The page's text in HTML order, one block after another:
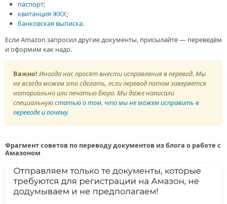
паспорт;
квитанция ЖКХ;
банковская выписка.
Если Amazon запросил другие документы, присылайте — переведём
и оформим как надо.
Важно! Иногда нас просят внести исправления в перевод. Мы
не всегда можем это сделать, если перевод потом заверяется
нотариально или печатью бюро. Мы даже написали
специальнуюстатью о том, что мы не можем исправить в
переводе и почему.
Фрагмент советов по переводу документов из блога о работе с
Амазоном